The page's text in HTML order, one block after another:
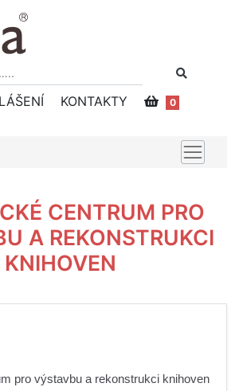
KONTAKTY 0
CENTRUM PRO
A REKONSTRUKCI
KNIHOVEN
pro výstavbu a rekonstrukci knihoven